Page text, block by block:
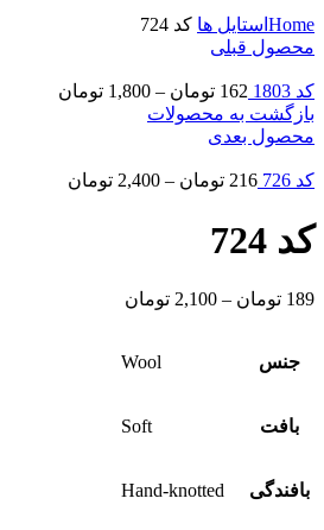
Home استایل ها کد 724
محصول قبلی
کد 1803 162 تومان –
1,800 تومان
بازگشت به محصولات
محصول بعدی
کد 726 216 تومان –
2,400 تومان
کد 724
189 تومان –
2,100 تومان
جنس Wool
بافت Soft
بافندگی Hand-knotted